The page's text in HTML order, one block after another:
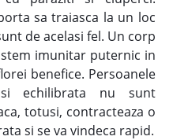
sa traiasca la un loc
de acelasi fel. Un corp
imunitar puternic in
benefice. Persoanele
echilibrata nu sunt
totusi, contracteaza o
si se va vindeca rapid.